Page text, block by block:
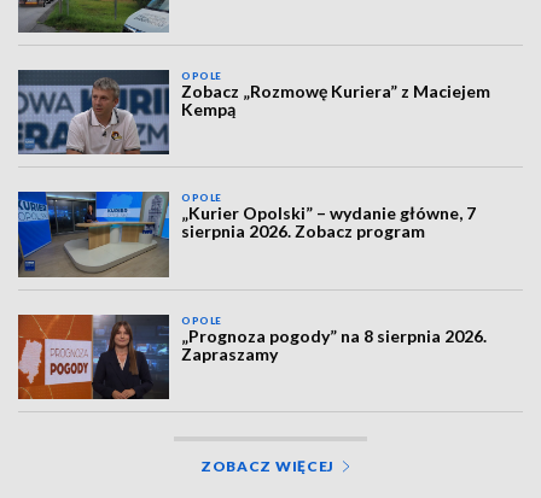
OPOLE
Zobacz „Rozmowę Kuriera” z Maciejem
Kempą
OPOLE
„Kurier Opolski” – wydanie główne, 7
sierpnia 2026. Zobacz program
OPOLE
„Prognoza pogody” na 8 sierpnia 2026.
Zapraszamy
ZOBACZ WIĘCEJ